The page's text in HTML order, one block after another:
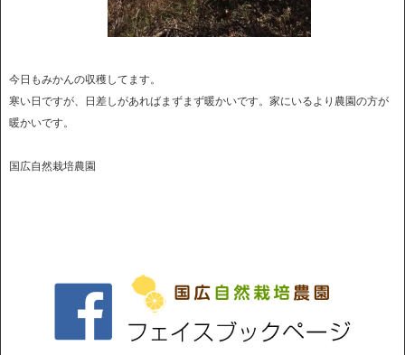
今日もみかんの収穫してます。
寒い日ですが、日差しがあればまずまず暖かいです。家にいるより農園の方が
暖かいです。
国広自然栽培農園